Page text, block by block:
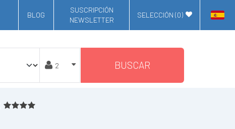
BLOG
SUSCRIPCIÓN
NEWSLETTER
SELECCIÓN (0)
BUSCAR